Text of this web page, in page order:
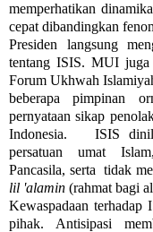
memperhatikan
cepat dibandingkan
Presiden langsung
tentang ISIS. MUI juga
Forum Ukhwah
beberapa pimpinan
pernyataan sikap
Indonesia. ISIS
persatuan umat
Pancasila, serta tidak
lil 'alamin (rahmat bagi
Kewaspadaan terhadap
pihak. Antisipasi